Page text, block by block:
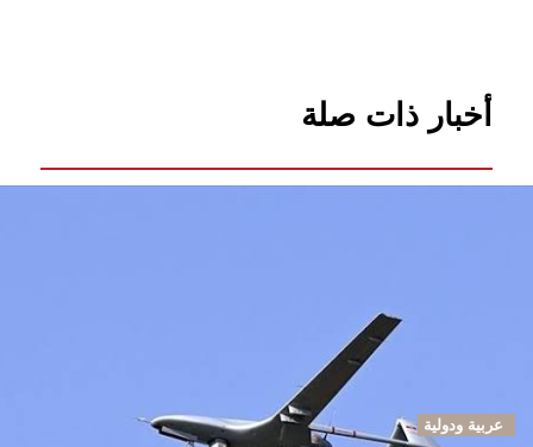
أخبار ذات صلة
عربية ودولية